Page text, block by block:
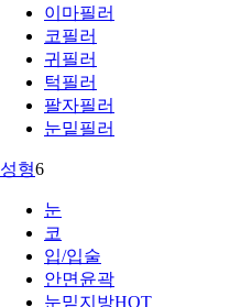
이마필러
코필러
귀필러
턱필러
팔자필러
눈밑필러
성형6
눈
코
입/입술
안면윤곽
눈밑지방HOT